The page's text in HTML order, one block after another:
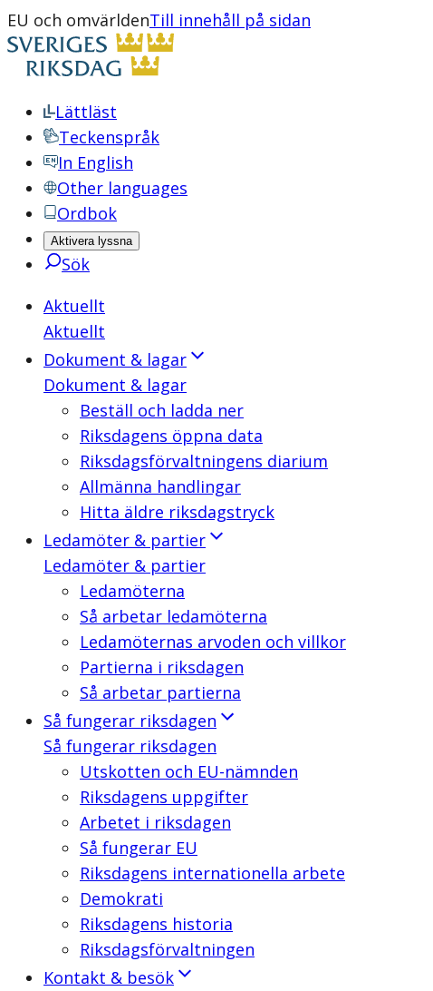
EU och omvärldenTill innehåll på sidan
Lättläst
Teckenspråk
In English
Other languages
Ordbok
Aktivera lyssna
Sök
Aktuellt
Aktuellt
Dokument & lagar
Dokument & lagar
Beställ och ladda ner
Riksdagens öppna data
Riksdagsförvaltningens diarium
Allmänna handlingar
Hitta äldre riksdagstryck
Ledamöter & partier
Ledamöter & partier
Ledamöterna
Så arbetar ledamöterna
Ledamöternas arvoden och villkor
Partierna i riksdagen
Så arbetar partierna
Så fungerar riksdagen
Så fungerar riksdagen
Utskotten och EU-nämnden
Riksdagens uppgifter
Arbetet i riksdagen
Så fungerar EU
Riksdagens internationella arbete
Demokrati
Riksdagens historia
Riksdagsförvaltningen
Kontakt & besök